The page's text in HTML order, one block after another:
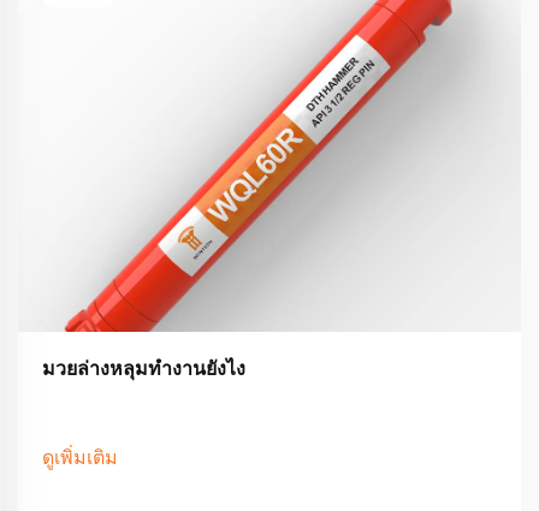
มวยล่างหลุมทํางานยังไง
ดูเพิ่มเติม